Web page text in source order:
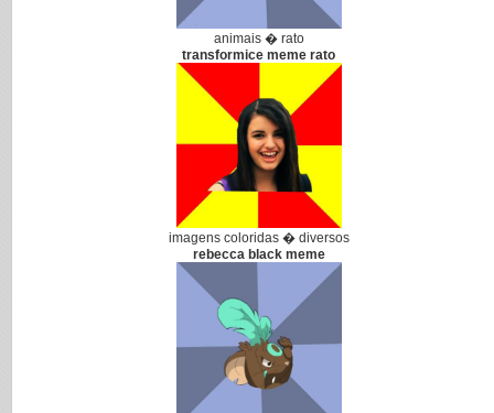
animais � rato
transformice meme rato
imagens coloridas � diversos
rebecca black meme